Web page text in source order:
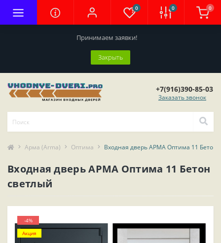
Принимаем заявки!
Закрыть
0 0 0
+7(916)390-85-03
Заказать звонок
Арма (Arma) Оптима Входная дверь АРМА Оптима 11 Бетон
Входная дверь АРМА Оптима 11 Бетон
светлый
-4%
Акция